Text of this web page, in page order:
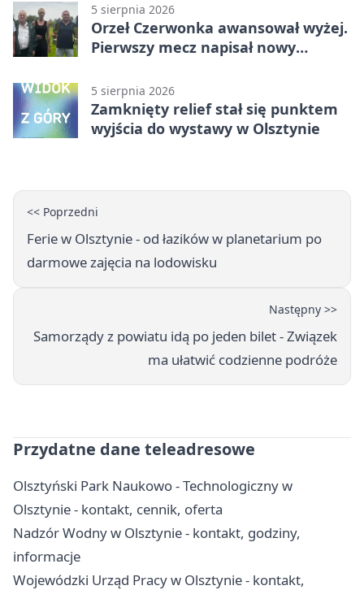
5 sierpnia 2026
Orzeł Czerwonka awansował wyżej.
Pierwszy mecz napisał nowy
5 sierpnia 2026
Zamknięty relief stał się punktem
wyjścia do wystawy w Olsztynie
<< Poprzedni
Ferie w Olsztynie - od łazików w planetarium po
darmowe zajęcia na lodowisku
Następny >>
Samorządy z powiatu idą po jeden bilet - Związek
ma ułatwić codzienne podróże
Przydatne dane teleadresowe
Olsztyński Park Naukowo - Technologiczny w
Olsztynie - kontakt, cennik, oferta
Nadzór Wodny w Olsztynie - kontakt, godziny,
informacje
Wojewódzki Urząd Pracy w Olsztynie - kontakt,